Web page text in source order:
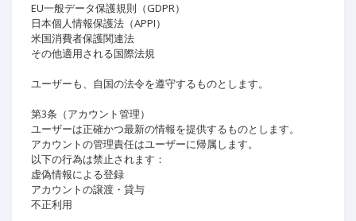
EU一般データ保護規則（GDPR）
日本個人情報保護法（APPI）
米国消費者保護関連法
その他適用される国際法規
ユーザーも、自国の法令を遵守するものとします。
第3条（アカウント管理）
ユーザーは正確かつ最新の情報を提供するものとします。
アカウントの管理責任はユーザーに帰属します。
以下の行為は禁止されます：
虚偽情報による登録
アカウントの譲渡・貸与
不正利用